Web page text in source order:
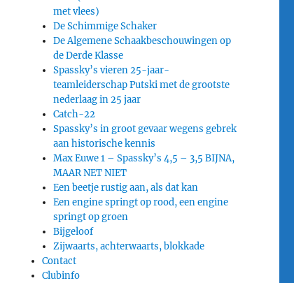
met vlees)
De Schimmige Schaker
De Algemene Schaakbeschouwingen op
de Derde Klasse
Spassky’s vieren 25-jaar-
teamleiderschap Putski met de grootste
nederlaag in 25 jaar
Catch-22
Spassky’s in groot gevaar wegens gebrek
aan historische kennis
Max Euwe 1 – Spassky’s 4,5 – 3,5 BIJNA,
MAAR NET NIET
Een beetje rustig aan, als dat kan
Een engine springt op rood, een engine
springt op groen
Bijgeloof
Zijwaarts, achterwaarts, blokkade
Contact
Clubinfo